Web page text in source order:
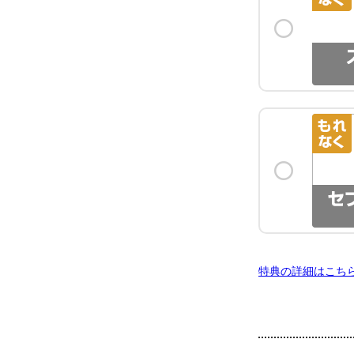
特典の詳細はこち